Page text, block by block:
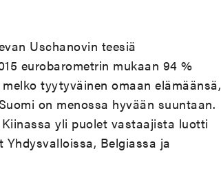
Uschanovin teesiä
eurobarometrin mukaan 94 %
tyytyväinen omaan elämäänsä,
on menossa hyvään suuntaan.
yli puolet vastaajista luotti
Belgiassa ja